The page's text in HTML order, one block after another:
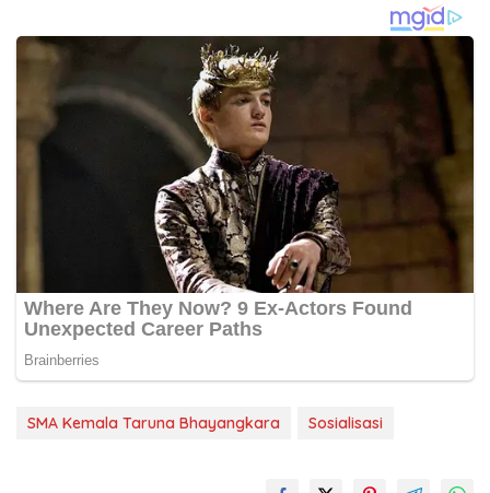
SMA Kemala Taruna Bhayangkara Sosialisasi